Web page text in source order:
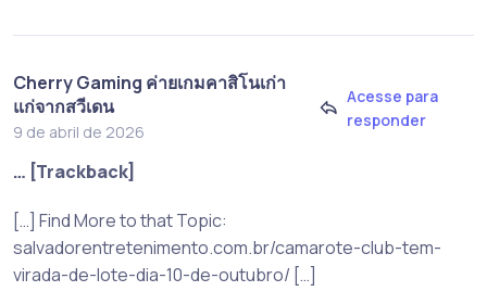
Cherry Gaming ค่ายเกมคาสิโนเก่า
แก่จากสวีเดน
9 de abril de 2026
Acesse para
responder
… [Trackback]
[…] Find More to that Topic:
salvadorentretenimento.com.br/camarote-club-tem-
virada-de-lote-dia-10-de-outubro/ […]